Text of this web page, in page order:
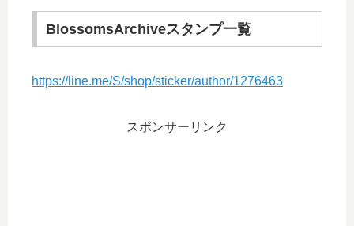
BlossomsArchiveスタンプ一覧
https://line.me/S/shop/sticker/author/1276463
スポンサーリンク